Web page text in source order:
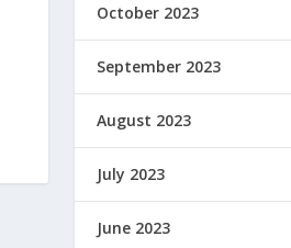
October 2023
September 2023
August 2023
July 2023
June 2023